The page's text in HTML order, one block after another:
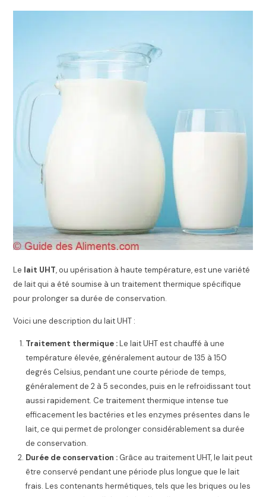
Le lait UHT, ou upérisation à haute température, est une variété
de lait qui a été soumise à un traitement thermique spécifique
pour prolonger sa durée de conservation.
Voici une description du lait UHT :
Traitement thermique :Le lait UHT est chauffé à une
température élevée, généralement autour de 135 à 150
degrés Celsius, pendant une courte période de temps,
généralement de 2 à 5 secondes, puis en le refroidissant tout
aussi rapidement. Ce traitement thermique intense tue
efficacement les bactéries et les enzymes présentes dans le
lait, ce qui permet de prolonger considérablement sa durée
de conservation.
Durée de conservation : Grâce au traitement UHT, le lait peut
être conservé pendant une période plus longue que le lait
frais. Les contenants hermétiques, tels que les briques ou les